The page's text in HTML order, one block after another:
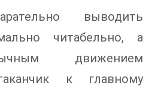
выводить
читабельно, а
движением
к главному